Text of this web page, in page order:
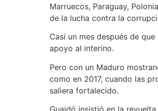
Marruecos, Paraguay,
de la lucha contra la
Casi un mes después de
apoyo al interino.
Pero con un Maduro
como en 2017, cuando las
saliera fortalecido.
Guaidó insistió en la